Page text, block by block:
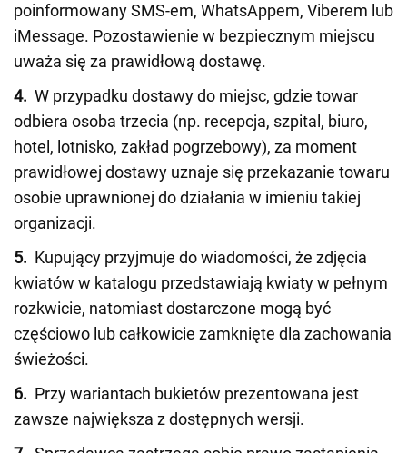
poinformowany SMS-em, WhatsAppem, Viberem lub
iMessage. Pozostawienie w bezpiecznym miejscu
uważa się za prawidłową dostawę.
4. W przypadku dostawy do miejsc, gdzie towar
odbiera osoba trzecia (np. recepcja, szpital, biuro,
hotel, lotnisko, zakład pogrzebowy), za moment
prawidłowej dostawy uznaje się przekazanie towaru
osobie uprawnionej do działania w imieniu takiej
organizacji.
5. Kupujący przyjmuje do wiadomości, że zdjęcia
kwiatów w katalogu przedstawiają kwiaty w pełnym
rozkwicie, natomiast dostarczone mogą być
częściowo lub całkowicie zamknięte dla zachowania
świeżości.
6. Przy wariantach bukietów prezentowana jest
zawsze największa z dostępnych wersji.